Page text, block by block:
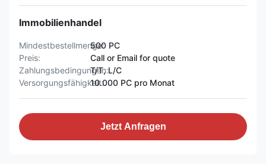
Immobilienhandel
Mindestbestellmenge:500 PC
Preis:
Call or Email for quote
Zahlungsbedingungen:
T/T, L/C
Versorgungsfähigkeit:10.000 PC pro Monat
Jetzt Anfragen